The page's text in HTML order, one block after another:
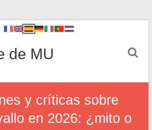
de MU
y críticas sobre
en 2026: ¿mito o